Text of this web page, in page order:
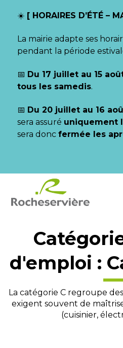
☀️ [ HORAIRES D’ÉTÉ –
La mairie adapte ses
pendant la période
📅 Du 17 juillet au 15
tous les samedis.
📅 Du 20 juillet au 16
sera assuré uniquement
sera donc fermée les
contenu
pied
d'emploi :
La catégorie C regroupe
exigent souvent de
(cuisinier,